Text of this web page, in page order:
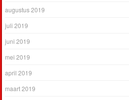
augustus 2019
juli 2019
juni 2019
mei 2019
april 2019
maart 2019